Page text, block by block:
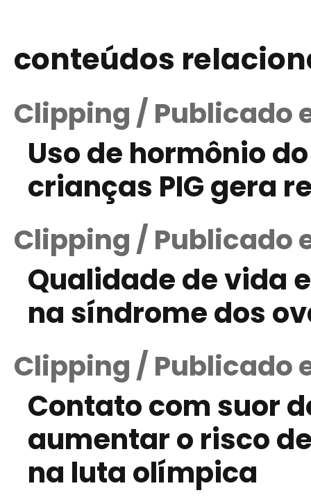
conteúdos
Clipping / Publicado
Uso de hormônio
crianças PIG gera
Clipping / Publicado
Qualidade de vida
na síndrome dos
Clipping / Publicado
Contato com suor
aumentar o risco
na luta olímpica